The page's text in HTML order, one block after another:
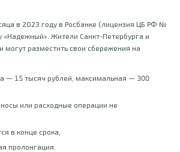
в 2023 году в Росбанке (лицензия ЦБ РФ №
«Надежный». Жители Санкт-Петербурга и
могут разместить свои сбережения на
— 15 тысяч рублей, максимальная — 300
или расходные операции не
в конце срока,
пролонгация.